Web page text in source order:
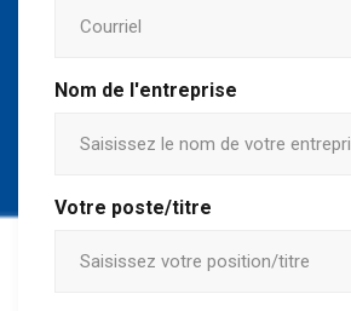
Nom de l'entreprise
Votre poste/titre